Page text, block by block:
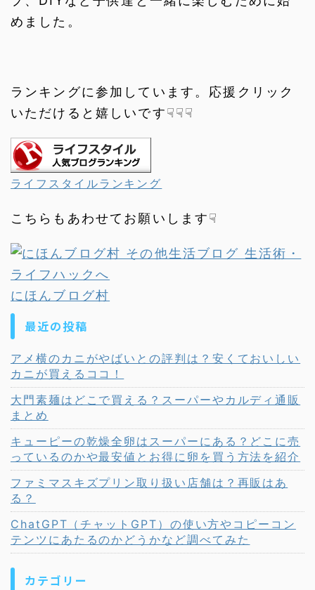
めました。
ランキングに参加しています。応援クリック
いただけると嬉しいです☟☟☟
ライフスタイルランキング
こちらもあわせてお願いします☟
にほんブログ村
最近の投稿
アメ横のカニがやばいとの評判は？安くておいしい
カニが買えるココ！
大門素麺はどこで買える？スーパーやカルディ通販
まとめ
キューピーの乾燥全卵はスーパーにある？どこに売
っているのかや最安値とお得に卵を買う方法を紹介
ファミマスキズプリン取り扱い店舗は？再販はあ
る？
ChatGPT（チャットGPT）の使い方やコピーコン
テンツにあたるのかどうかなど調べてみた
カテゴリー